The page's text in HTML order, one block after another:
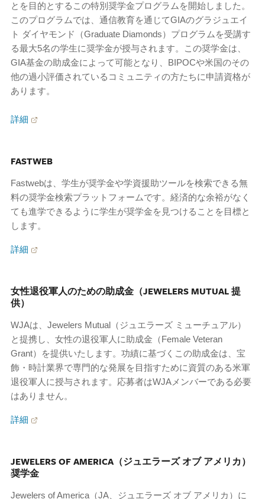
とを目的とするこの特別奨学金プログラムを開始しました。
このプログラムでは、通信教育を通じてGIAのグラジュエイ
ト ダイヤモンド（Graduate Diamonds）プログラムを受講す
る最大5名の学生に奨学金が授与されます。この奨学金は、
GIA基金の助成金によって可能となり、BIPOCや米国のその
他の過小評価されているコミュニティの方たちに申請資格が
あります。
詳細
FASTWEB
Fastwebは、学生が奨学金や学資援助ツールを検索できる無
料の奨学金検索プラットフォームです。経済的な余裕がなく
ても進学できるように学生が奨学金を見つけることを目標と
します。
詳細
女性退役軍人のための助成金（JEWELERS MUTUAL 提
供）
WJAは、Jewelers Mutual（ジュエラーズ ミューチュアル）
と提携し、女性の退役軍人に助成金（Female Veteran
Grant）を提供いたします。功績に基づくこの助成金は、宝
飾・時計業界で専門的な発展を目指すために資質のある米軍
退役軍人に授与されます。応募者はWJAメンバーである必要
はありません。
詳細
JEWELERS OF AMERICA（ジュエラーズ オブ アメリカ）
奨学金
Jewelers of America（JA、ジュエラーズ オブ アメリカ）に